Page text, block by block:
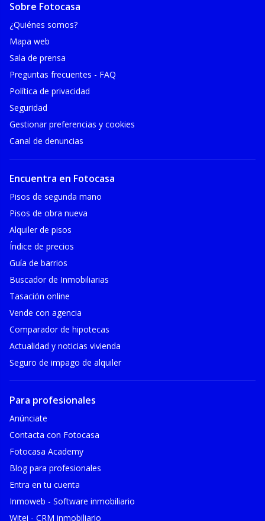
Sobre Fotocasa
¿Quiénes somos?
Mapa web
Sala de prensa
Preguntas frecuentes - FAQ
Política de privacidad
Seguridad
Gestionar preferencias y cookies
Canal de denuncias
Encuentra en Fotocasa
Pisos de segunda mano
Pisos de obra nueva
Alquiler de pisos
Índice de precios
Guía de barrios
Buscador de Inmobiliarias
Tasación online
Vende con agencia
Comparador de hipotecas
Actualidad y noticias vivienda
Seguro de impago de alquiler
Para profesionales
Anúnciate
Contacta con Fotocasa
Fotocasa Academy
Blog para profesionales
Entra en tu cuenta
Inmoweb - Software inmobiliario
Witei - CRM inmobiliario